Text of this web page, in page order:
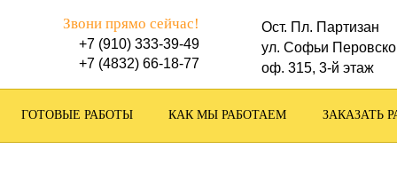
Звони прямо сейчас!
+7 (910) 333-39-49
+7 (4832) 66-18-77
Ост. Пл. Партизан
ул. Софьи
оф. 315, 3-й этаж
ГОТОВЫЕ РАБОТЫ КАК МЫ РАБОТАЕМ ЗАКАЗАТЬ